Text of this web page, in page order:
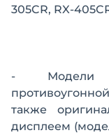
305CR, RX-
- Модели
также
дисплеем